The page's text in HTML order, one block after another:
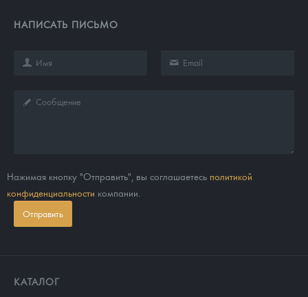
НАПИСАТЬ ПИСЬМО
Нажимая кнопку "Отправить", вы соглашаетесь политикой
конфиденциальности компании.
Отправить
КАТАЛОГ